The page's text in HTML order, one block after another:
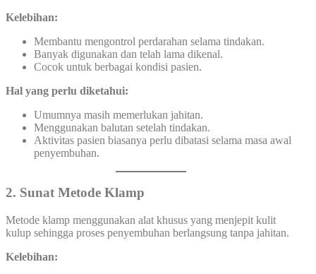
Kelebihan:
Membantu mengontrol perdarahan selama tindakan.
Banyak digunakan dan telah lama dikenal.
Cocok untuk berbagai kondisi pasien.
Hal yang perlu diketahui:
Umumnya masih memerlukan jahitan.
Menggunakan balutan setelah tindakan.
Aktivitas pasien biasanya perlu dibatasi selama masa awal
penyembuhan.
2. Sunat Metode Klamp
Metode klamp menggunakan alat khusus yang menjepit kulit
kulup sehingga proses penyembuhan berlangsung tanpa jahitan.
Kelebihan: